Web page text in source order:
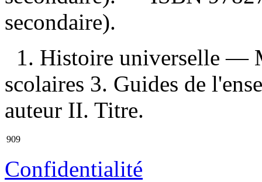
secondaire).
1. Histoire universelle —
scolaires 3. Guides de
auteur II. Titre.
909
Confidentialité